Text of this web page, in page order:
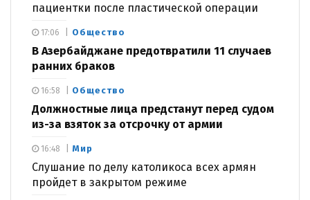
пациентки после пластической операции
Общество
В Азербайджане предотвратили 11 случаев
ранних браков
17:06
Общество
Должностные лица предстанут перед судом
из-за взяток за отсрочку от армии
16:58
Мир
Слушание по делу католикоса всех армян
пройдет в закрытом режиме
16:48